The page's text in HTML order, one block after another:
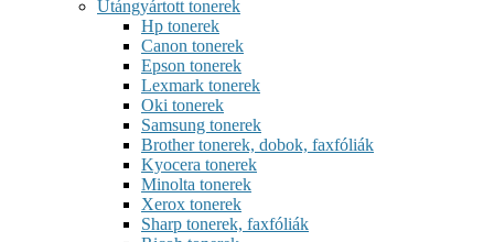
Utángyártott tonerek
Hp tonerek
Canon tonerek
Epson tonerek
Lexmark tonerek
Oki tonerek
Samsung tonerek
Brother tonerek, dobok, faxfóliák
Kyocera tonerek
Minolta tonerek
Xerox tonerek
Sharp tonerek, faxfóliák